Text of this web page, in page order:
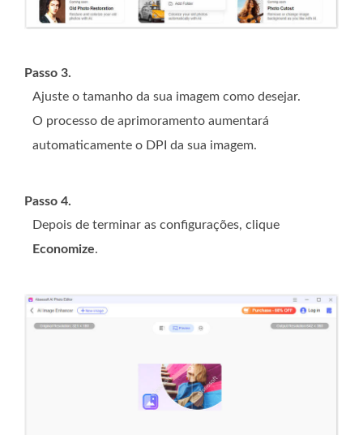
Passo 3.
Ajuste o tamanho da sua imagem como desejar.
O processo de aprimoramento aumentará
automaticamente o DPI da sua imagem.
Passo 4.
Depois de terminar as configurações, clique
Economize.